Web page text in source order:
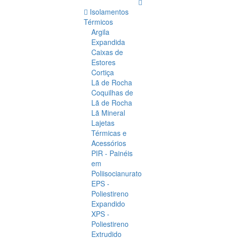
Isolamentos
Térmicos
Argila
Expandida
Caixas de
Estores
Cortiça
Lã de Rocha
Coquilhas de
Lã de Rocha
Lã Mineral
Lajetas
Térmicas e
Acessórios
PIR - Painéis
em
Poliisocianurato
EPS -
Poliestireno
Expandido
XPS -
Poliestireno
Extrudido